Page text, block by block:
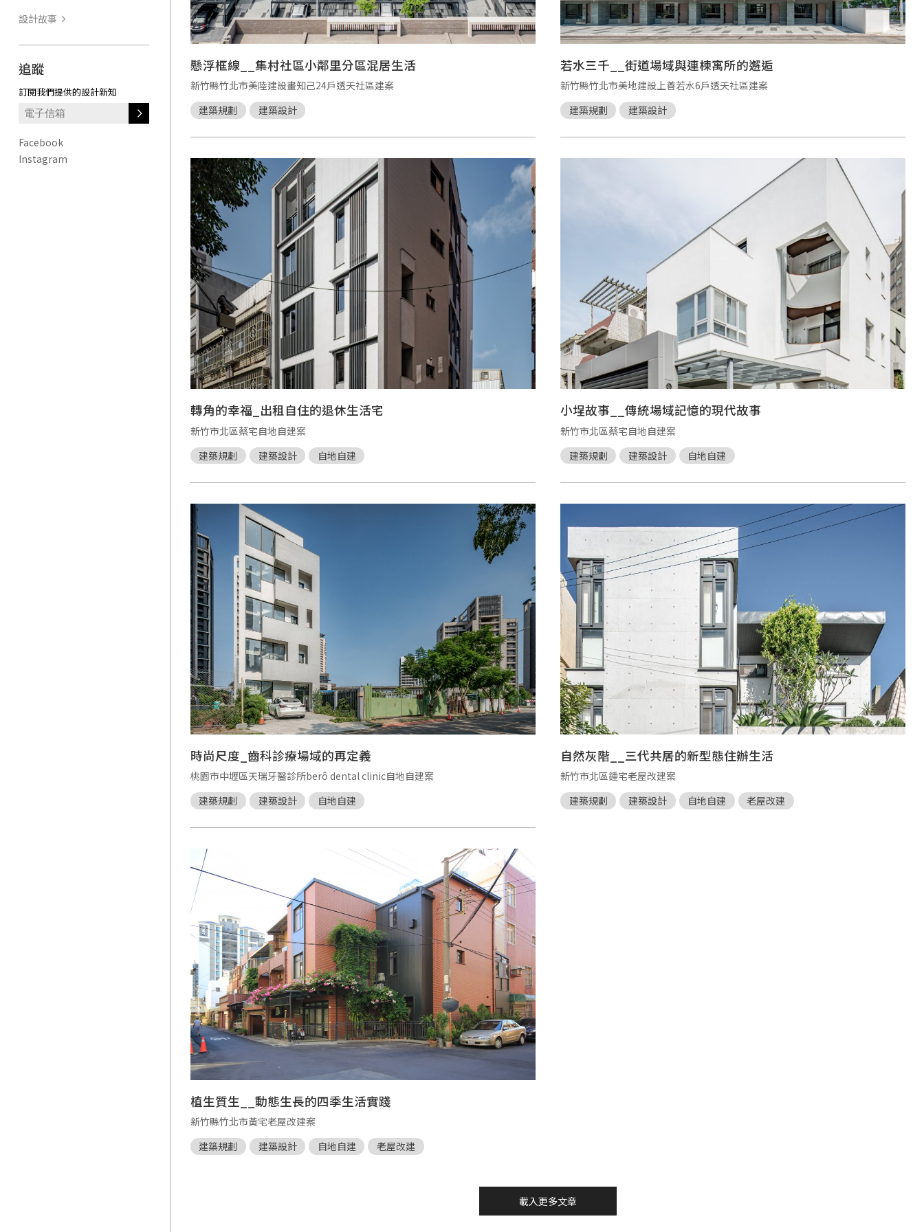
懸浮框線__集村社區小鄰里分區混居生活
新竹縣竹北市美陸建設畫知己24戶透天社區建案
建築規劃
建築設計
若水三千__街道場域與連棟寓所的邂逅
新竹縣竹北市美地建設上善若水6戶透天社區建案
建築規劃
建築設計
轉角的幸福_出租自住的退休生活宅
新竹市北區蔡宅自地自建案
建築規劃
建築設計 自地自建
小埕故事__傳統場域記憶的現代故事
新竹市北區蔡宅自地自建案
建築規劃
建築設計 自地自建
時尚尺度_齒科診療場域的再定義
桃園市中壢區天瑞牙醫診所berô dental clinic自地自建案
建築規劃
建築設計 自地自建
自然灰階__三代共居的新型態住辦生活
新竹市北區鍾宅老屋改建案
建築規劃
建築設計 自地自建 老屋改建
植生質生__動態生長的四季生活實踐
新竹縣竹北市黃宅老屋改建案
建築規劃
建築設計 自地自建 老屋改建
載入更多文章
設計故事
追蹤
訂閱我們提供的設計新知
Facebook
Instagram